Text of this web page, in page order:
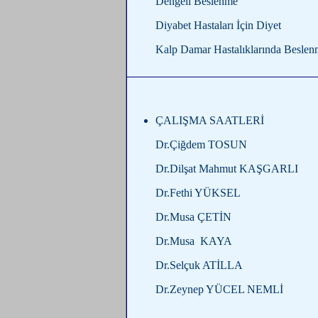
Diyabet Hastaları İçin Diyet
Kalp Damar Hastalıklarında
ÇALIŞMA SAATLERİ
Dr.Çiğdem TOSUN
Dr.Dilşat Mahmut KAŞGARLI
Dr.Fethi YÜKSEL
Dr.Musa ÇETİN
Dr.Musa KAYA
Dr.Selçuk ATİLLA
Dr.Zeynep YÜCEL NEMLİ